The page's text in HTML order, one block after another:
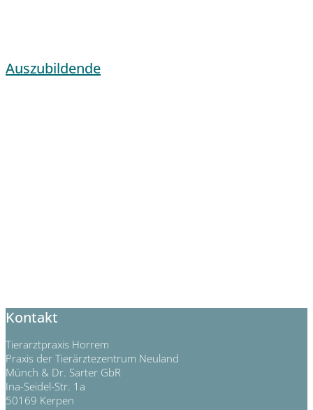
Auszubildende
Kontakt
Tierarztpraxis Horrem
Praxis der Tierärztezentrum Neuland
Münch & Dr. Sarter GbR
Ina-Seidel-Str. 1a
50169 Kerpen